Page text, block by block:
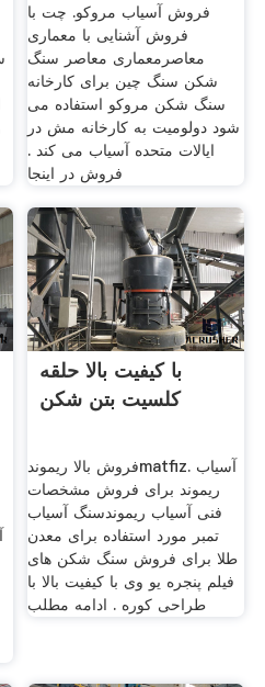
فروش آسیاب مروکو. چت با
فروش آشنایی با معماری
معاصرمعماری معاصر سنگ
شکن سنگ چین برای کارخانه
سنگ شکن مروکو استفاده می
شود دولومیت به کارخانه مش در
ایالات متحده آسیاب می کند .
فروش در اینجا
با کیفیت بالا حلقه
کلسیت بتن شکن
فروش بالا ریموندmatfiz. آسیاب
ریموند برای فروش مشخصات
فنی آسیاب ریموندسنگ آسیاب
تمبر مورد استفاده برای معدن
طلا برای فروش سنگ شکن های
فیلم پنجره یو وی با کیفیت بالا با
طراحی کوره . ادامه مطلب